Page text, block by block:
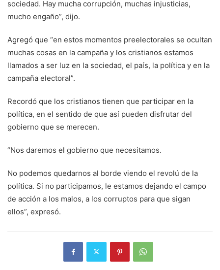
sociedad. Hay mucha corrupción, muchas injusticias,
mucho engaño”, dijo.
Agregó que “en estos momentos preelectorales se ocultan
muchas cosas en la campaña y los cristianos estamos
llamados a ser luz en la sociedad, el país, la política y en la
campaña electoral”.
Recordó que los cristianos tienen que participar en la
política, en el sentido de que así pueden disfrutar del
gobierno que se merecen.
“Nos daremos el gobierno que necesitamos.
No podemos quedarnos al borde viendo el revolú de la
política. Si no participamos, le estamos dejando el campo
de acción a los malos, a los corruptos para que sigan
ellos”, expresó.